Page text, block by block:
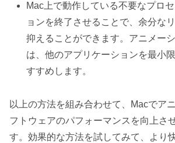
Mac上で動作している不要なプロ
ョンを終了させることで、余分な
抑えることができます。アニメー
は、他のアプリケーションを最小
すすめします。
以上の方法を組み合わせて、Macでア
フトウェアのパフォーマンスを向上さ
す。効果的な方法を試してみて、より